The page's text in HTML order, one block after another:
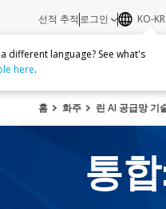
선적 추적 로그인 KO-KR
different language? See what's
here.
홈 화주 린 AI 공급망 기
통